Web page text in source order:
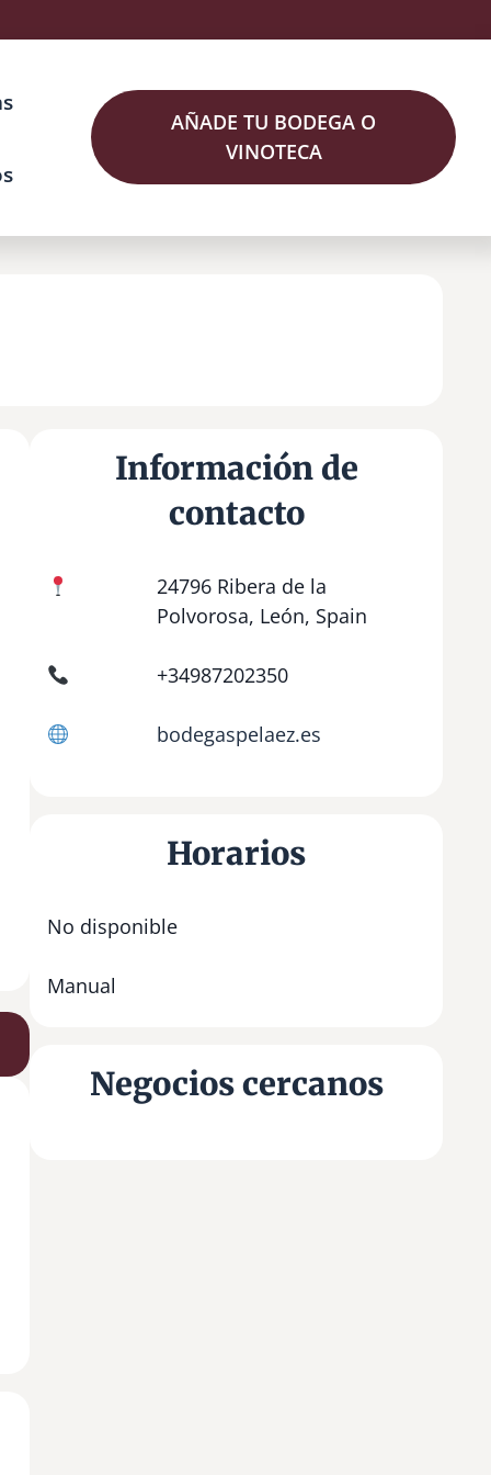
AÑADE TU BODEGA O
VINOTECA
Información de
contacto
24796 Ribera de la
Polvorosa, León, Spain
+34987202350
bodegaspelaez.es
Horarios
No disponible
Manual
Negocios cercanos